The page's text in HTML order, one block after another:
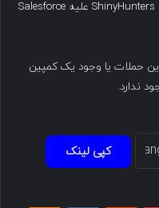
داده است که برخی از آن‌ها به حملات گروه ShinyHunters علیه Salesforce
حملات یا وجود یک کمپین
ندارد.
کپی لینک